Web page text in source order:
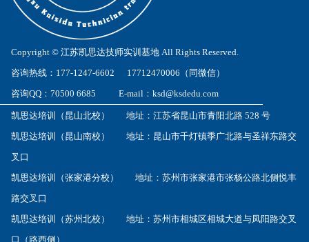
Copyright © 江苏凯思达技师实训基地 All Rights Reserved.
咨询热线：177-1247-6602 17712470006（同微信）
咨询QQ：70500 6685 E-mail：ksd@ksdedu.com
凯思达培训（昆山北校） 地址：江苏省昆山市青阳北路 528 号
凯思达培训（昆山南校） 地址：昆山市千灯镇季广北路与圣祥东路交
叉口
凯思达培训（张家港分校） 地址：苏州市张家港市张杨公路北侧悦丰
路交叉口
凯思达培训（苏州北校） 地址：苏州市相城区相城大道与凤阳路交叉
口（路西侧）